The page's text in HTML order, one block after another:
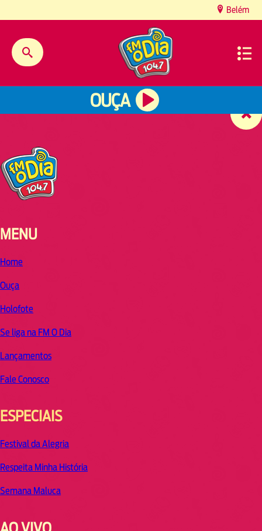
Belém
OUÇA
MENU
Home
Ouça
Holofote
Se liga na FM O Dia
Lançamentos
Fale Conosco
ESPECIAIS
Festival da Alegria
Respeita Minha História
Semana Maluca